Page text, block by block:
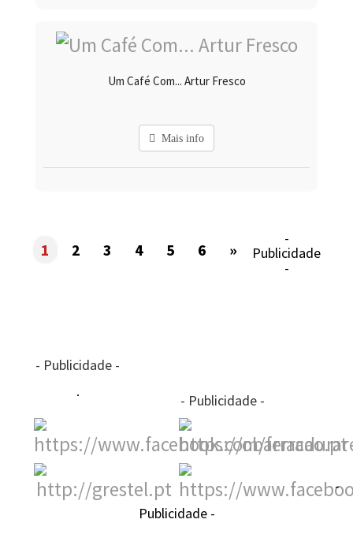
Um Café Com... Artur Fresco
Mais info
1 2 3 4 5 6 »
-
Publicidade
-
- Publicidade -
- Publicidade -
-
Publicidade -